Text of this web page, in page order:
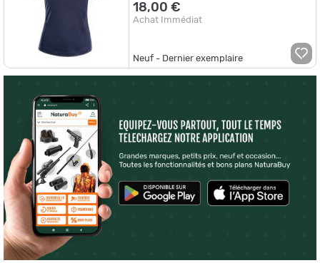
18,00 €
Achat Immédiat
Neuf - Dernier exemplaire